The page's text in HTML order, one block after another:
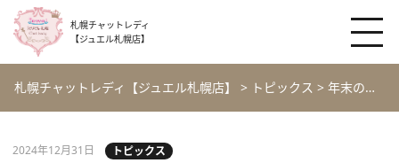
札幌チャットレディ
【ジュエル札幌店】
札幌チャットレディ【ジュエル札幌店】 > トピックス > 年末のご挨拶 ～感謝の気持ちを込めて～
2024年12月31日 トピックス